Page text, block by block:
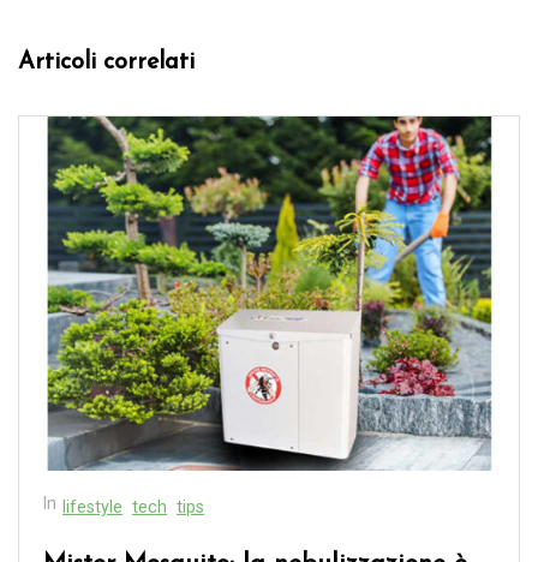
Articoli correlati
In lifestyle tech tips